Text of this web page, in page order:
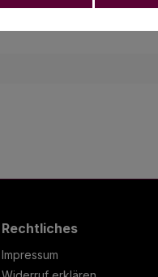
Rechtliches
Impressum